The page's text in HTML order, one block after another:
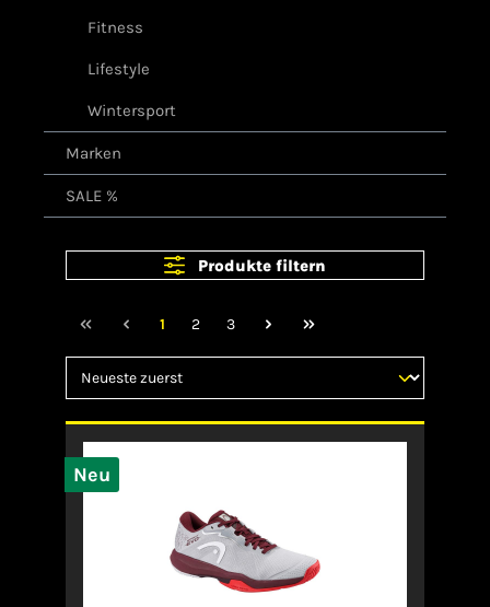
Fitness
Lifestyle
Wintersport
Marken
SALE %
Produkte filtern
1 2 3
Neu